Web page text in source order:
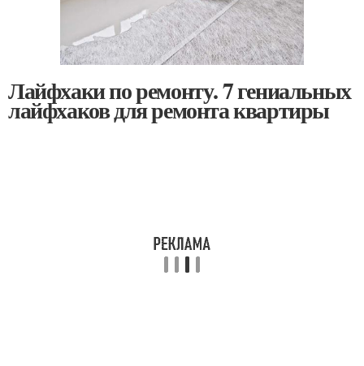
Лайфхаки по ремонту. 7 гениальных
лайфхаков для ремонта квартиры